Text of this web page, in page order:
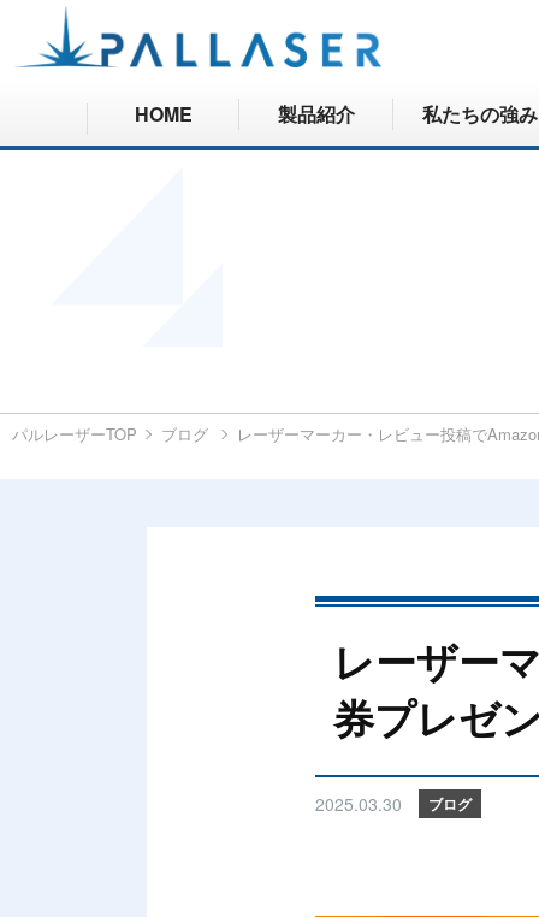
HOME 製品紹介 私たちの強み
パルレーザーTOP ブログ レーザーマーカー・レビュー投稿で
レーザー
券プレゼ
2025.03.30 ブログ